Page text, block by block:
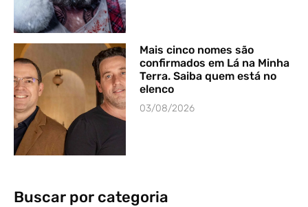
Mais cinco nomes são
confirmados em Lá na Minha
Terra. Saiba quem está no
elenco
03/08/2026
Buscar por categoria